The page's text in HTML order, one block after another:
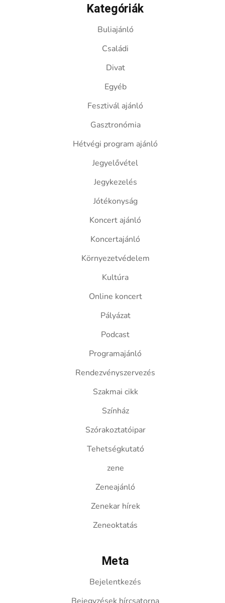
Kategóriák
Buliajánló
Családi
Divat
Egyéb
Fesztivál ajánló
Gasztronómia
Hétvégi program ajánló
Jegyelővétel
Jegykezelés
Jótékonyság
Koncert ajánló
Koncertajánló
Környezetvédelem
Kultúra
Online koncert
Pályázat
Podcast
Programajánló
Rendezvényszervezés
Szakmai cikk
Színház
Szórakoztatóipar
Tehetségkutató
zene
Zeneajánló
Zenekar hírek
Zeneoktatás
Meta
Bejelentkezés